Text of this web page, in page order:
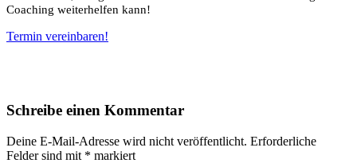
Coaching weiterhelfen kann!
Termin vereinbaren!
Schreibe einen Kommentar
Deine E-Mail-Adresse wird nicht veröffentlicht. Erforderliche
Felder sind mit * markiert